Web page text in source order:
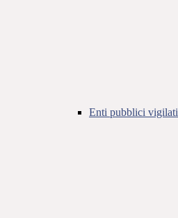
Enti pubblici vigilati